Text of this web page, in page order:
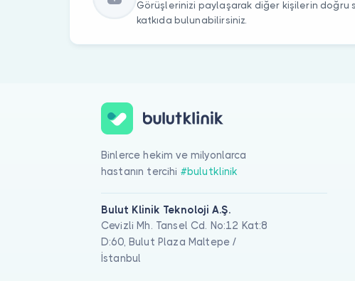
Görüşlerinizi paylaşarak diğer kişilerin doğru
katkıda bulunabilirsiniz.
Binlerce hekim ve milyonlarca
hastanın tercihi #bulutklinik
Bulut Klinik Teknoloji A.Ş.
Cevizli Mh. Tansel Cd. No:12 Kat:8
D:60, Bulut Plaza Maltepe /
İstanbul